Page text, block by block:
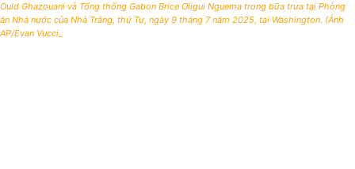
Ould Ghazouani và Tổng thống Gabon Brice Oligui Nguema trong bữa trưa tại Phòng
ăn Nhà nước của Nhà Trắng, thứ Tư, ngày 9 tháng 7 năm 2025, tại Washington. (Ảnh
AP/Evan Vucci_